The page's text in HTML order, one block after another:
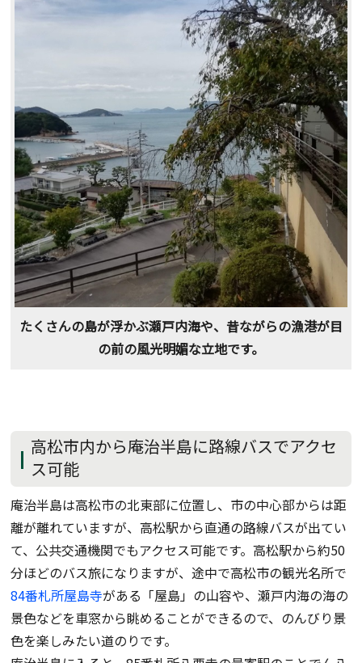
たくさんの島が浮かぶ瀬戸内海や、昔ながらの漁港が目
の前の風光明媚な立地です。
高松市内から庵治半島に路線バスでアクセ
ス可能
庵治半島は高松市の北東部に位置し、市の中心部からは距
離が離れていますが、高松駅から直通の路線バスが出てい
て、公共交通機関でもアクセス可能です。高松駅から約50
分ほどのバス旅になりますが、途中で高松市の観光名所で
84番札所屋島寺がある「屋島」の山容や、瀬戸内海の海の
景色などを車窓から眺めることができるので、のんびり景
色を楽しみたい道のりです。